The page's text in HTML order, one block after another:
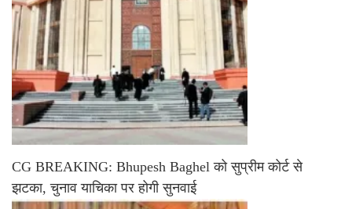
CG BREAKING: Bhupesh Baghel को सुप्रीम कोर्ट से
झटका, चुनाव याचिका पर होगी सुनवाई